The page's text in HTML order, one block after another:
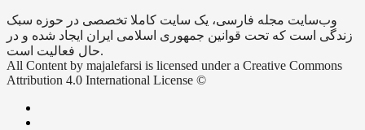
وب‌سایت مجله فارسی، یک سایت کاملا تخصصی در حوزه سبک
زندگی است که تحت قوانین جمهوری اسلامی ایران ایجاد شده و در
حال فعالیت است.
All Content by majalefarsi is licensed under a Creative Commons
Attribution 4.0 International License ©️